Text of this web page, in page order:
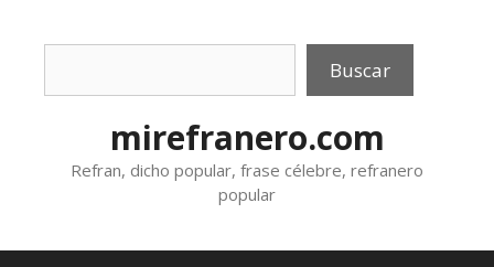
Buscar
mirefranero.com
Refran, dicho popular, frase célebre, refranero
popular